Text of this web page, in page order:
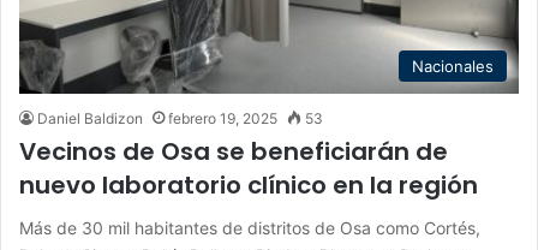
Nacionales
Daniel Baldizon febrero 19, 2025 53
Vecinos de Osa se beneficiarán de
nuevo laboratorio clínico en la región
Más de 30 mil habitantes de distritos de Osa como Cortés,